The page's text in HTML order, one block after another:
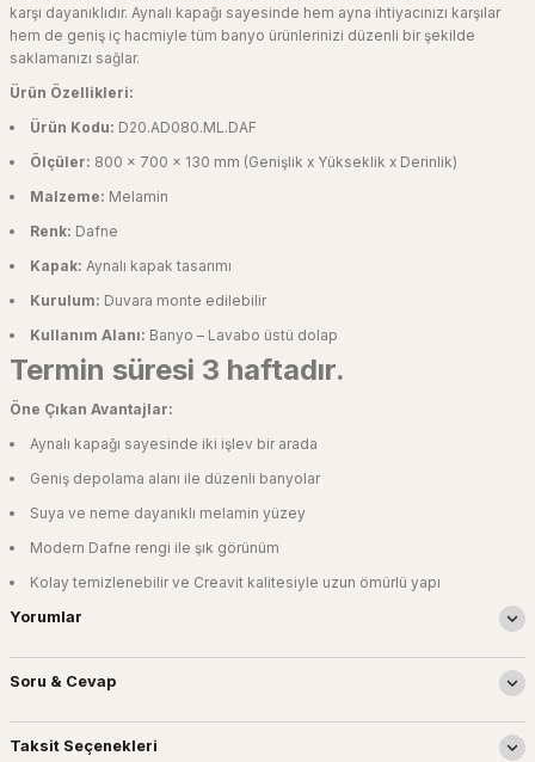
karşı dayanıklıdır. Aynalı kapağı sayesinde hem ayna ihtiyacınızı karşılar
hem de geniş iç hacmiyle tüm banyo ürünlerinizi düzenli bir şekilde
saklamanızı sağlar.
Ürün Özellikleri:
Ürün Kodu: D20.AD080.ML.DAF
Ölçüler: 800 x 700 x 130 mm (Genişlik x Yükseklik x Derinlik)
Malzeme: Melamin
Renk: Dafne
Kapak: Aynalı kapak tasarımı
Kurulum: Duvara monte edilebilir
Kullanım Alanı: Banyo – Lavabo üstü dolap
Termin süresi 3 haftadır.
Öne Çıkan Avantajlar:
Aynalı kapağı sayesinde iki işlev bir arada
Geniş depolama alanı ile düzenli banyolar
Suya ve neme dayanıklı melamin yüzey
Modern Dafne rengi ile şık görünüm
Kolay temizlenebilir ve Creavit kalitesiyle uzun ömürlü yapı
Yorumlar
Soru & Cevap
Taksit Seçenekleri